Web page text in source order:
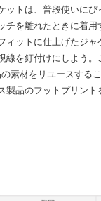
ットは、普段使いに
チを離れたときに着
ィットに仕上げたジ
線を釘付けにしよう。
素材をリユースする
製品のフットプリン